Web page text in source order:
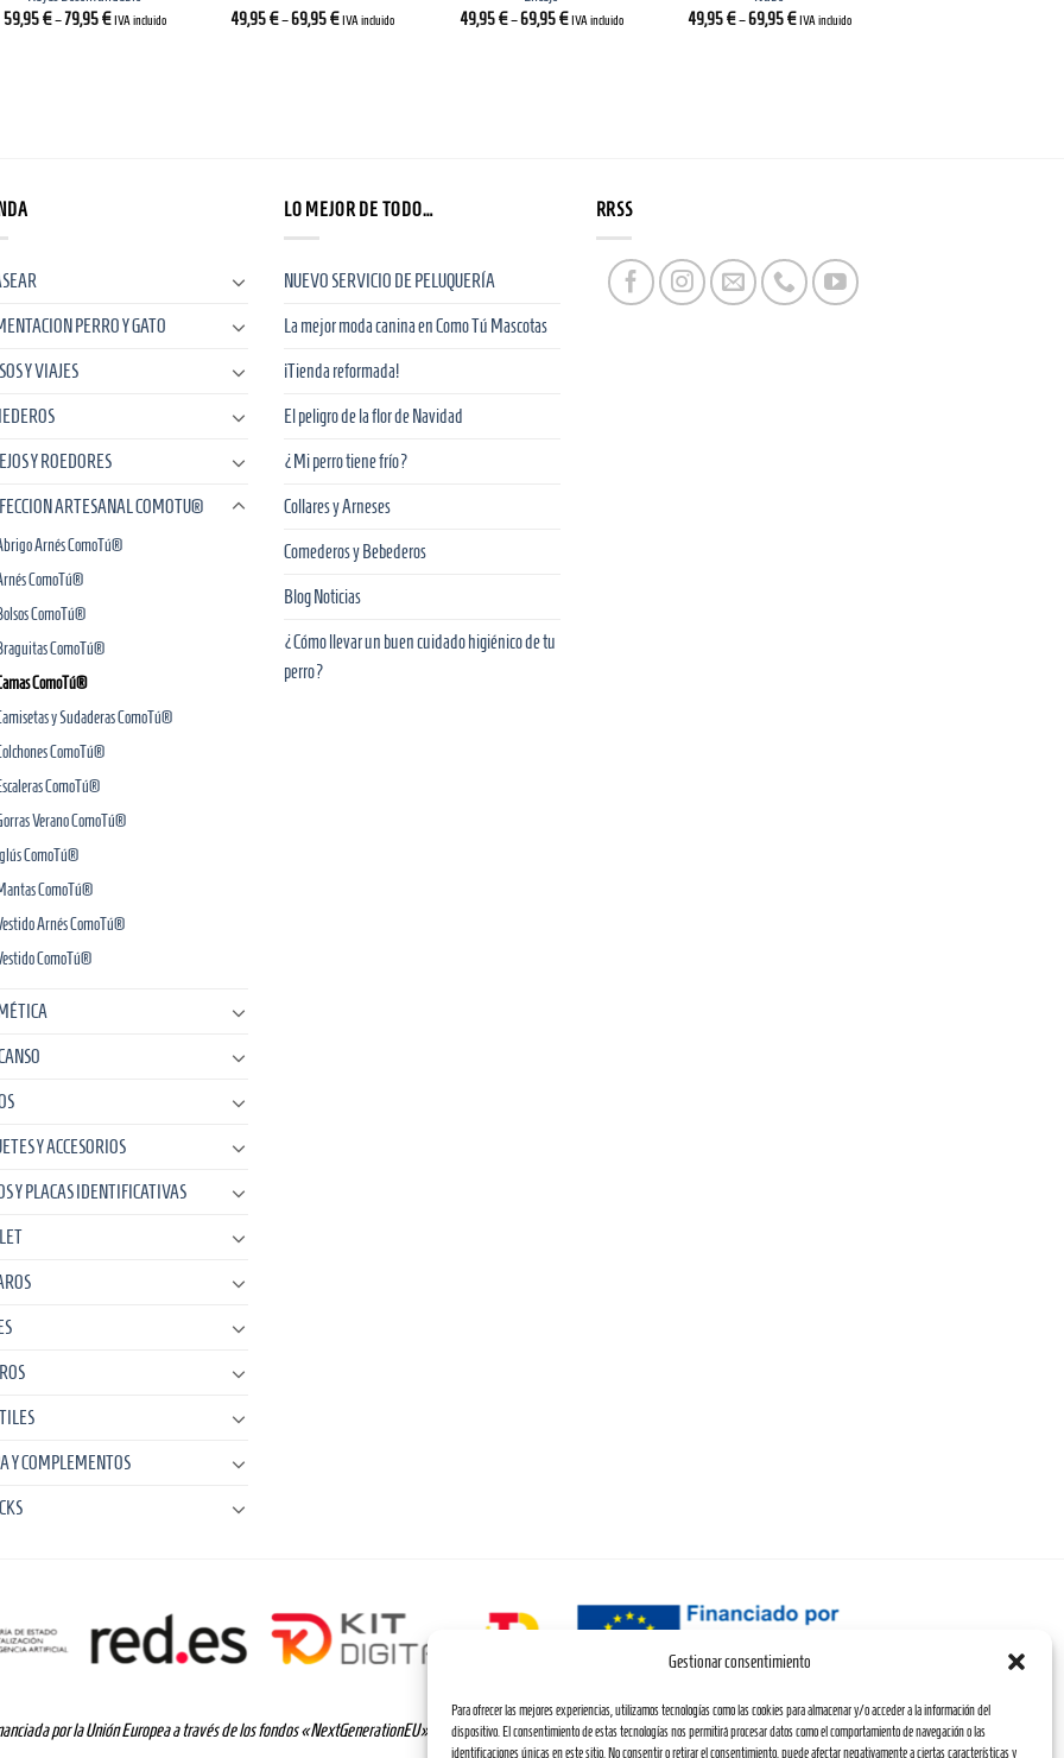
Gestionar consentimiento
Para ofrecer las mejores experiencias, utilizamos tecnologías como las cookies para almacenar y/o acceder a la información del
dispositivo. El consentimiento de estas tecnologías nos permitirá procesar datos como el comportamiento de navegación o las
identificaciones únicas en este sitio. No consentir o retirar el consentimiento, puede afectar negativamente a ciertas características y
59,95€–79,95€IVA incluido 49,95€–69,95€IVA incluido
49,95€–69,95€IVA incluido
49,95€–69,95€IVA incluido
PERRO Y GATO
Y VIAJES
Y ROEDORES
ARTESANAL COMOTU®
Arnés ComoTú®
ComoTú®
ComoTú®
ComoTú®
ComoTú®
y Sudaderas ComoTú®
ComoTú®
ComoTú®
Verano ComoTú®
Iglús ComoTú®
ComoTú®
Arnés ComoTú®
ComoTú®
Y ACCESORIOS
Y PLACAS IDENTIFICATIVAS
Y COMPLEMENTOS
LO MEJOR DE TODO…
NUEVO SERVICIO DE PELUQUERÍA
La mejor moda canina en Como Tú Mascotas
¡Tienda reformada!
El peligro de la flor de Navidad
¿Mi perro tiene frío?
Collares y Arneses
Comederos y Bebederos
Blog Noticias
¿Cómo llevar un buen cuidado higiénico de tu
perro?
RRSS
por la Unión Europea a través de los fondos «NextGenerationEU» y el programa Kit Digital.